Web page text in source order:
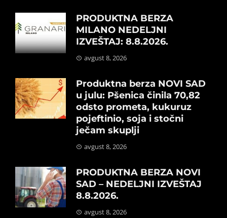
PRODUKTNA BERZA
MILANO NEDELJNI
IZVEŠTAJ: 8.8.2026.
avgust 8, 2026
Produktna berza NOVI SAD
u julu: Pšenica činila 70,82
odsto prometa, kukuruz
pojeftinio, soja i stočni
ječam skuplji
avgust 8, 2026
PRODUKTNA BERZA NOVI
SAD – NEDELJNI IZVEŠTAJ
8.8.2026.
avgust 8, 2026